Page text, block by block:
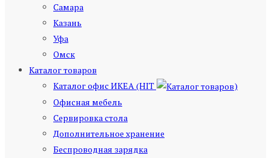
Самара
Казань
Уфа
Омск
Каталог товаров
Каталог офис ИКЕА (HIT
)
Офисная мебель
Сервировка стола
Дополнительное хранение
Беспроводная зарядка